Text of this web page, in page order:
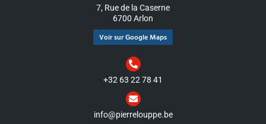
7, Rue de la Caserne
6700 Arlon
Voir sur Google Maps
+32 63 22 78 41
info@pierrelouppe.be